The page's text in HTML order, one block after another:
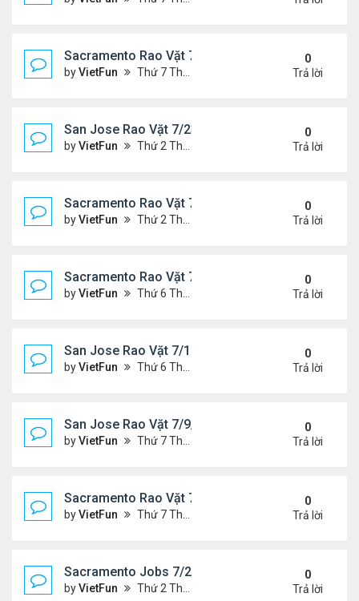
Sacramento Rao Vặt 7/30/21- 8/6/21
byVietFun Thứ 7 Tháng 7 31, 2021 10:22 am
0
Trả lời
San Jose Rao Vặt 7/23/21- 7/30/21
byVietFun Thứ 2 Tháng 7 26, 2021 4:19 pm
0
Trả lời
Sacramento Rao Vặt 7/23/21- 7/30/21
byVietFun Thứ 2 Tháng 7 26, 2021 4:13 pm
0
Trả lời
Sacramento Rao Vặt 7/16/21- 7/23/21
byVietFun Thứ 6 Tháng 7 16, 2021 10:33 am
0
Trả lời
San Jose Rao Vặt 7/16/21- 7/23/21
byVietFun Thứ 6 Tháng 7 16, 2021 10:25 am
0
Trả lời
San Jose Rao Vặt 7/9/21- 7/16/21
byVietFun Thứ 7 Tháng 7 10, 2021 9:58 am
0
Trả lời
Sacramento Rao Vặt 7/9/21- 7/16/21
byVietFun Thứ 7 Tháng 7 10, 2021 9:47 am
0
Trả lời
Sacramento Jobs 7/2/21- 7/9/21
byVietFun Thứ 2 Tháng 7 05, 2021 2:52 pm
0
Trả lời